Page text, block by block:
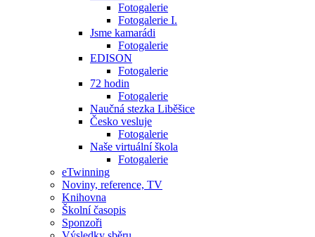
Fotogalerie
Fotogalerie I.
Jsme kamarádi
Fotogalerie
EDISON
Fotogalerie
72 hodin
Fotogalerie
Naučná stezka Liběšice
Česko vesluje
Fotogalerie
Naše virtuální škola
Fotogalerie
eTwinning
Noviny, reference, TV
Knihovna
Školní časopis
Sponzoři